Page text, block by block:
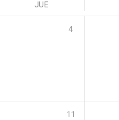
JUE
4
11